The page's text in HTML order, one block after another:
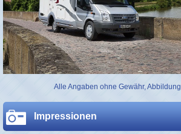
Alle Angaben ohne Gewähr,
Impressionen